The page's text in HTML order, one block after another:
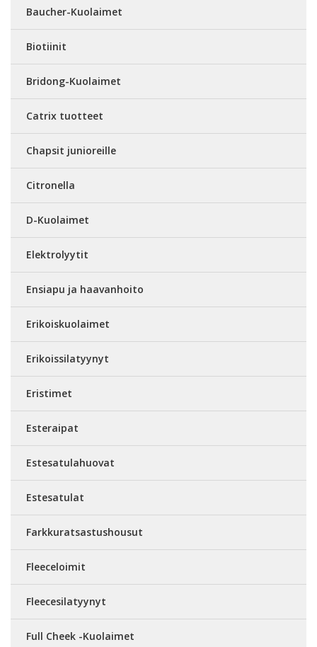
Baucher-Kuolaimet
Biotiinit
Bridong-Kuolaimet
Catrix tuotteet
Chapsit junioreille
Citronella
D-Kuolaimet
Elektrolyytit
Ensiapu ja haavanhoito
Erikoiskuolaimet
Erikoissilatyynyt
Eristimet
Esteraipat
Estesatulahuovat
Estesatulat
Farkkuratsastushousut
Fleeceloimit
Fleecesilatyynyt
Full Cheek -Kuolaimet